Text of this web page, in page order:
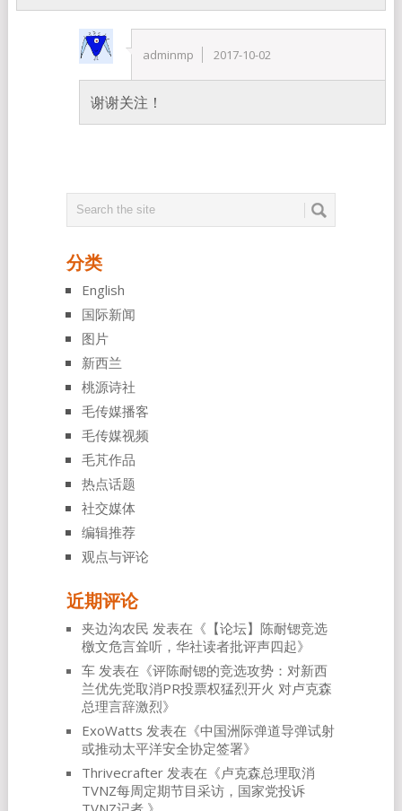
adminmp 2017-10-02
谢谢关注！
分类
English
国际新闻
图片
新西兰
桃源诗社
毛传媒播客
毛传媒视频
毛芃作品
热点话题
社交媒体
编辑推荐
观点与评论
近期评论
夹边沟农民 发表在《 【论坛】陈耐锶竞选
檄文危言耸听，华社读者批评声四起》
车发表在《评陈耐锶的竞选攻势：对新西
兰优先党取消PR投票权猛烈开火 对卢克森
总理言辞激烈》
ExoWatts 发表在《中国洲际弹道导弹试射
或推动太平洋安全协定签署》
Thrivecrafter发表在《卢克森总理取消
TVNZ每周定期节目采访，国家党投诉